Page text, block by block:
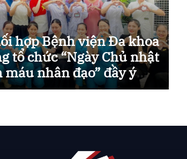
hợp Bệnh viện Đa khoa
tổ chức “Ngày Chủ nhật
máu nhân đạo” đầy ý